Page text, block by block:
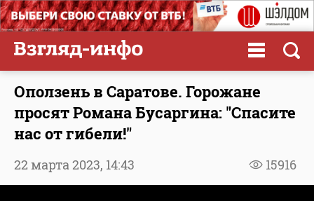
Оползень в Саратове. Горожане
просят Романа Бусаргина: "Спасите
нас от гибели!"
15916
22 марта 2023, 14:43